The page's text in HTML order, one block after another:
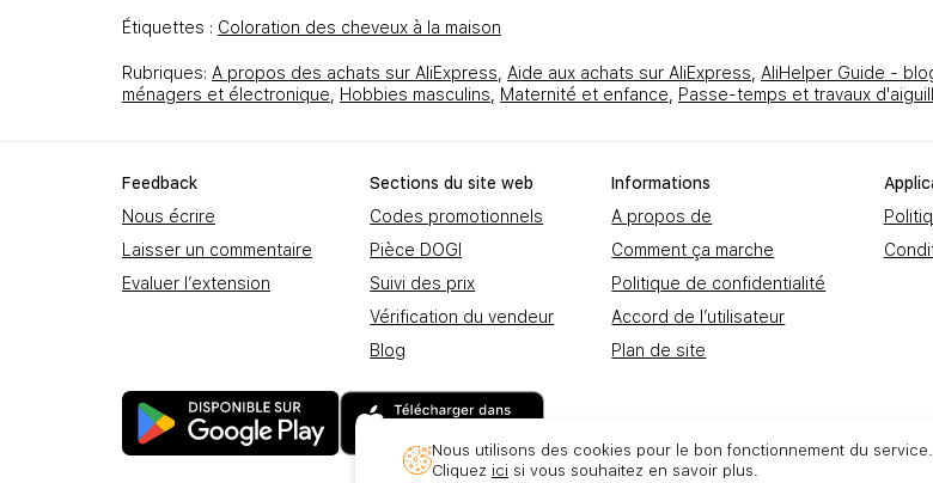
Étiquettes : Coloration des cheveux à la maison
Rubriques: A propos des achats sur AliExpress Aide aux achats sur AliExpress AliHelper Guide -
ménagers et électronique
Hobbies masculins Maternité et enfance Passe-temps et travaux
Feedbаck
Nous écrire
Laisser un commentaire
Evaluer l’extension
Sections du site web
Codes promotionnels
Pièce DOGI
Suivi des prix
Vérification du vendeur
Blog
Informations
A propos de
Comment ça marche
Politique de confidentialité
Accord de l’utilisateur
Plan de site
Nous utilisons des cookies pour le bon fonctionnement du service.
Cliquez ici si vous souhaitez en savoir plus.